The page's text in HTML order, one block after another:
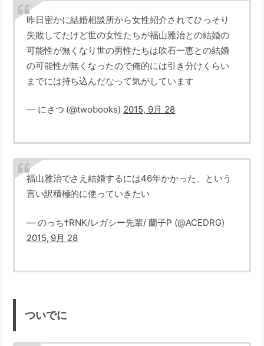
昨日密かに結婚相談所から女性紹介されてひっそり
失敗してたけど世の女性たちが福山雅治との結婚の
可能性が無くなり世の男性たちは吹石一恵との結婚
の可能性が無くなったので俺的には引き分けくらい
までには持ち込んだなって気がしています
— にさつ (@twobooks) 2015, 9月 28
福山雅治でさえ結婚するには46年かかった、という
言い訳積極的に使っていきたい
— のっち†RNK/レガシー先輩/ 蘭子P (@ACEDRG)
2015, 9月 28
ついでに